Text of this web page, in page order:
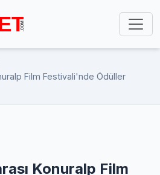
Film Festivali'nde Ödüller
Konuralp Film